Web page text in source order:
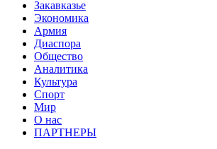
Закавказье
Экономика
Армия
Диаспора
Общество
Аналитика
Культура
Спорт
Мир
О нас
ПАРТНЕРЫ